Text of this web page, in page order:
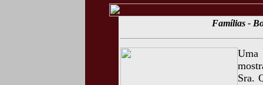
Famílias -
Uma
Sra.